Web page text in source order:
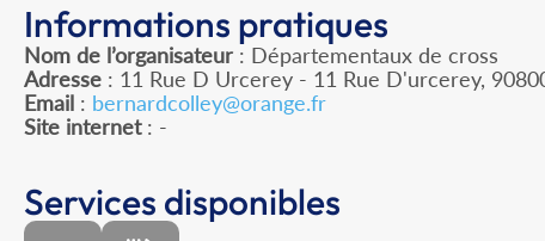
Informations pratiques
Nom de l’organisateur : Départementaux de cross
Adresse : 11 Rue D Urcerey - 11 Rue D'urcerey,
Email : bernardcolley@orange.fr
Site internet: -
Services disponibles